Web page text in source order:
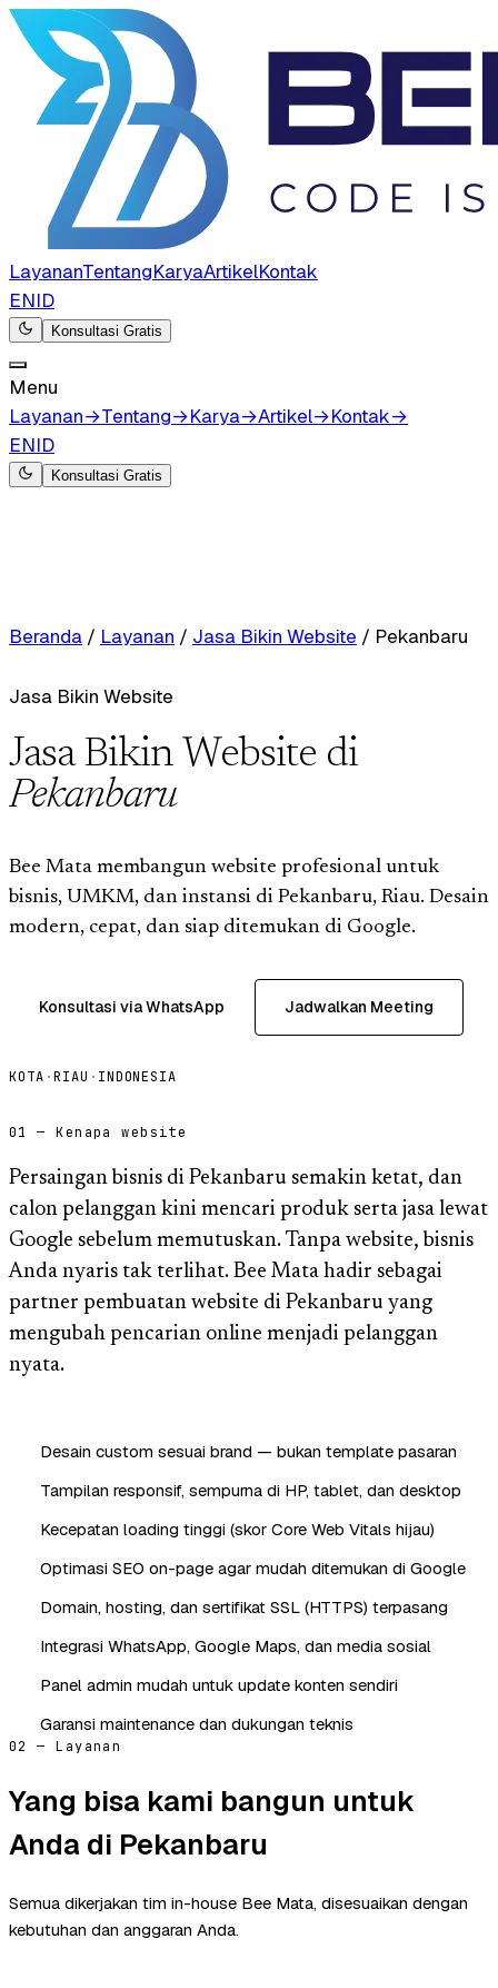
LayananTentangKaryaArtikelKontak
ENID
Konsultasi Gratis
Menu
Layanan→Tentang→Karya→Artikel→Kontak→
ENID
Konsultasi Gratis
Beranda / Layanan / Jasa Bikin Website / Pekanbaru
Jasa Bikin Website
Jasa Bikin Website di
Pekanbaru
Bee Mata membangun website profesional untuk
bisnis, UMKM, dan instansi di Pekanbaru, Riau. Desain
modern, cepat, dan siap ditemukan di Google.
Konsultasi via WhatsApp Jadwalkan Meeting
KOTA ·RIAU · INDONESIA
01 — Kenapa website
Persaingan bisnis di Pekanbaru semakin ketat, dan
calon pelanggan kini mencari produk serta jasa lewat
Google sebelum memutuskan. Tanpa website, bisnis
Anda nyaris tak terlihat. Bee Mata hadir sebagai
partner pembuatan website di Pekanbaru yang
mengubah pencarian online menjadi pelanggan
nyata.
Desain custom sesuai brand — bukan template pasaran
Tampilan responsif, sempurna di HP, tablet, dan desktop
Kecepatan loading tinggi (skor Core Web Vitals hijau)
Optimasi SEO on-page agar mudah ditemukan di Google
Domain, hosting, dan sertifikat SSL (HTTPS) terpasang
Integrasi WhatsApp, Google Maps, dan media sosial
Panel admin mudah untuk update konten sendiri
Garansi maintenance dan dukungan teknis
02 — Layanan
Yang bisa kami bangun untuk
Anda di Pekanbaru
Semua dikerjakan tim in-house Bee Mata, disesuaikan dengan
kebutuhan dan anggaran Anda.